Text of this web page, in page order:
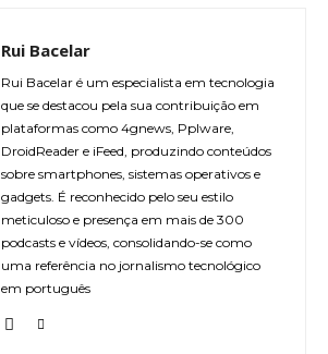
Rui Bacelar
Rui Bacelar é um especialista em tecnologia
que se destacou pela sua contribuição em
plataformas como 4gnews, Pplware,
DroidReader e iFeed, produzindo conteúdos
sobre smartphones, sistemas operativos e
gadgets. É reconhecido pelo seu estilo
meticuloso e presença em mais de 300
podcasts e vídeos, consolidando-se como
uma referência no jornalismo tecnológico
em português